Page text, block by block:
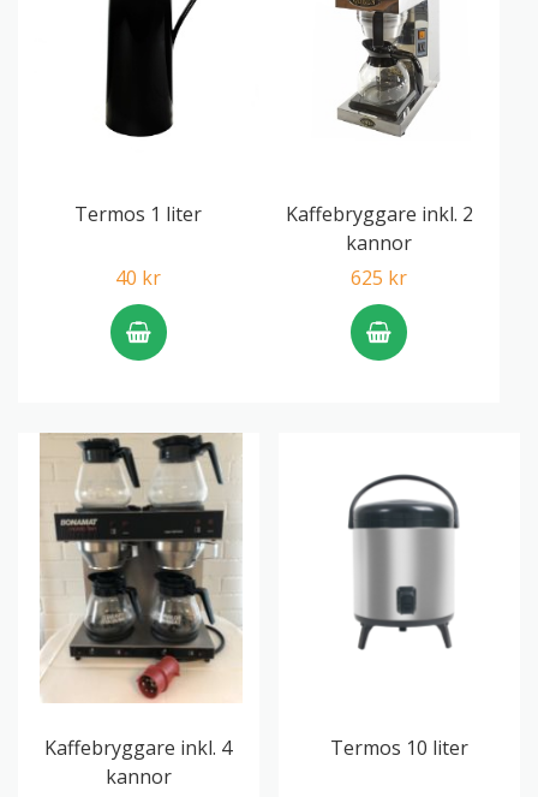
Termos 1 liter
40 kr
Kaffebryggare inkl. 2
kannor
625 kr
Kaffebryggare inkl. 4
kannor
Termos 10 liter